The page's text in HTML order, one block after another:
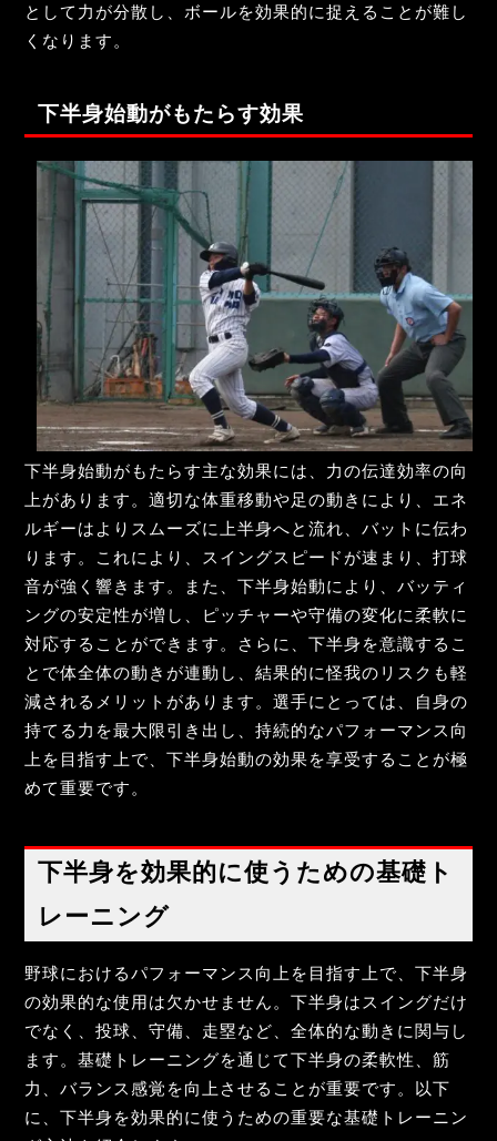
として力が分散し、ボールを効果的に捉えることが難し
くなります。
下半身始動がもたらす効果
下半身始動がもたらす主な効果には、力の伝達効率の向
上があります。適切な体重移動や足の動きにより、エネ
ルギーはよりスムーズに上半身へと流れ、バットに伝わ
ります。これにより、スイングスピードが速まり、打球
音が強く響きます。また、下半身始動により、バッティ
ングの安定性が増し、ピッチャーや守備の変化に柔軟に
対応することができます。さらに、下半身を意識するこ
とで体全体の動きが連動し、結果的に怪我のリスクも軽
減されるメリットがあります。選手にとっては、自身の
持てる力を最大限引き出し、持続的なパフォーマンス向
上を目指す上で、下半身始動の効果を享受することが極
めて重要です。
下半身を効果的に使うための基礎ト
レーニング
野球におけるパフォーマンス向上を目指す上で、下半身
の効果的な使用は欠かせません。下半身はスイングだけ
でなく、投球、守備、走塁など、全体的な動きに関与し
ます。基礎トレーニングを通じて下半身の柔軟性、筋
力、バランス感覚を向上させることが重要です。以下
に、下半身を効果的に使うための重要な基礎トレーニン